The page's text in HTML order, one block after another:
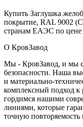
Купить Заглушка
покрытие, RAL 9002
странам ЕАЭС по цене
О КровЗавод
Мы - КровЗавод, и мы
безопасности. Наша
и материально-
комплексный подход
гордимся нашими
линиями, которые
точную повторяемость